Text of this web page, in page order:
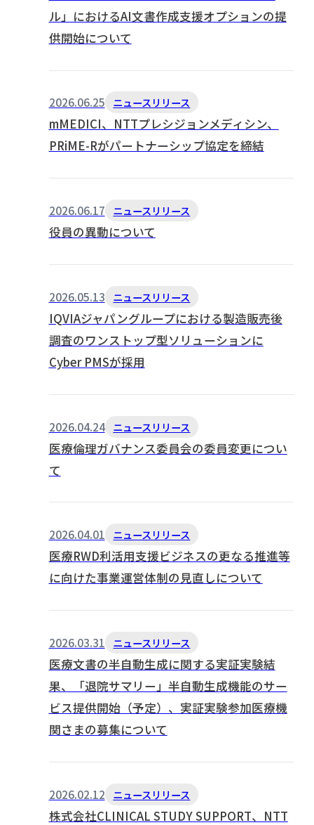
ル」におけるAI文書作成支援オプションの提
供開始について
2026.06.25 ニュースリリース
mMEDICI、NTTプレシジョンメディシン、
PRiME-Rがパートナーシップ協定を締結
2026.06.17 ニュースリリース
役員の異動について
2026.05.13 ニュースリリース
IQVIAジャパングループにおける製造販売後
調査のワンストップ型ソリューションに
Cyber PMSが採用
2026.04.24 ニュースリリース
医療倫理ガバナンス委員会の委員変更につい
て
2026.04.01 ニュースリリース
医療RWD利活用支援ビジネスの更なる推進等
に向けた事業運営体制の見直しについて
2026.03.31 ニュースリリース
医療文書の半自動生成に関する実証実験結
果、「退院サマリー」半自動生成機能のサー
ビス提供開始（予定）、実証実験参加医療機
関さまの募集について
2026.02.12 ニュースリリース
株式会社CLINICAL STUDY SUPPORT、NTT